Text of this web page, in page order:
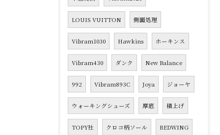
LOUIS VUITTON 側面処理
Vibram1030 Hawkins ホーキンス
Vibram430 ダンク New Balance
992 Vibram893C Joya ジョーヤ
ウォーキングシューズ 厚底 積上げ
TOPY社 クロコ柄ソール REDWING